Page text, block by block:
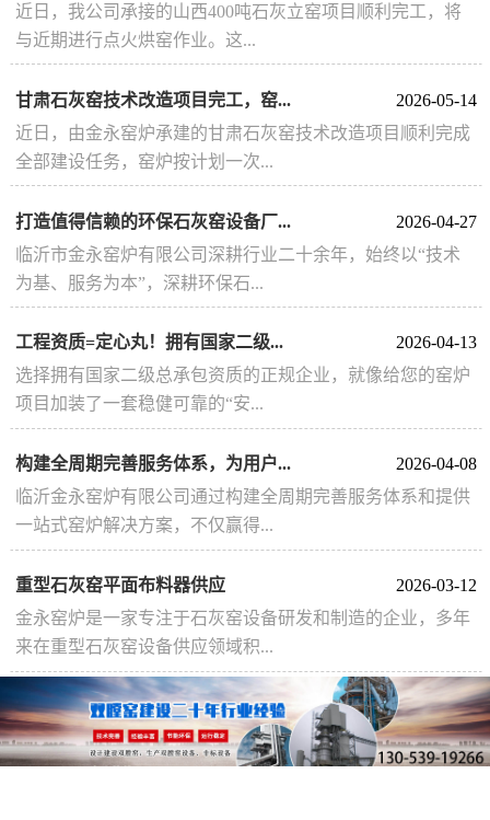
近日，我公司承接的山西400吨石灰立窑项目顺利完工，将
与近期进行点火烘窑作业。这...
2026-05-14
甘肃石灰窑技术改造项目完工，窑...
近日，由金永窑炉承建的甘肃石灰窑技术改造项目顺利完成
全部建设任务，窑炉按计划一次...
2026-04-27
打造值得信赖的环保石灰窑设备厂...
临沂市金永窑炉有限公司深耕行业二十余年，始终以“技术
为基、服务为本”，深耕环保石...
2026-04-13
工程资质=定心丸！拥有国家二级...
选择拥有国家二级总承包资质的正规企业，就像给您的窑炉
项目加装了一套稳健可靠的“安...
2026-04-08
构建全周期完善服务体系，为用户...
临沂金永窑炉有限公司通过构建全周期完善服务体系和提供
一站式窑炉解决方案，不仅赢得...
2026-03-12
重型石灰窑平面布料器供应
金永窑炉是一家专注于石灰窑设备研发和制造的企业，多年
来在重型石灰窑设备供应领域积...